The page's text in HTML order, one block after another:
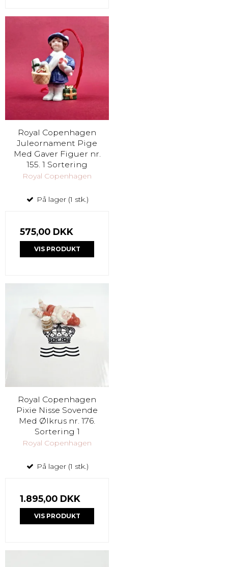
Royal Copenhagen
Juleornament Pige
Med Gaver Figuer nr.
155. 1 Sortering
Royal Copenhagen
På lager (1 stk.)
575,00 DKK
VIS PRODUKT
Royal Copenhagen
Pixie Nisse Sovende
Med Ølkrus nr. 176.
Sortering 1
Royal Copenhagen
På lager (1 stk.)
1.895,00 DKK
VIS PRODUKT